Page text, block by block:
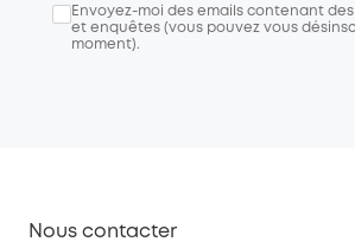
Envoyez-moi des emails contenant
et enquêtes (vous pouvez vous
moment).
Nous contacter